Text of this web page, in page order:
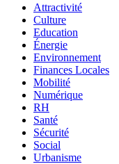
Attractivité
Culture
Education
Énergie
Environnement
Finances Locales
Mobilité
Numérique
RH
Santé
Sécurité
Social
Urbanisme